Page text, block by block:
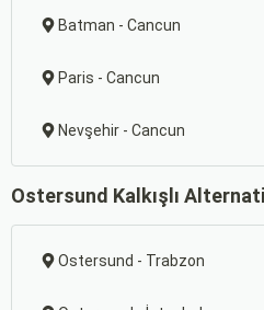
Batman - Cancun
Paris - Cancun
Nevşehir - Cancun
Ostersund Kalkışlı
Ostersund - Trabzon